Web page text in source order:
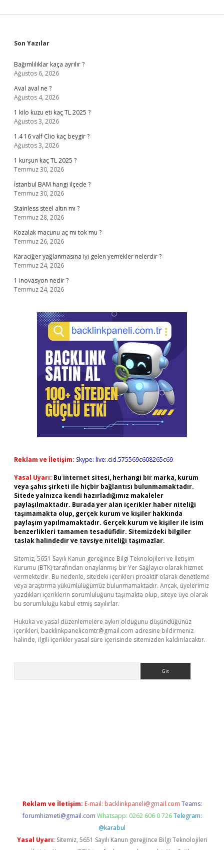
Sidebar
Son Yazılar
Bağımlılıklar kaça ayrılır ?
Ağustos 6, 2026
Aval aval ne ?
Ağustos 4, 2026
1 kilo kuzu eti kaç TL 2025 ?
Ağustos 3, 2026
1.4 16 valf Clio kaç beygir ?
Ağustos 3, 2026
1 kurşun kaç TL 2025 ?
Temmuz 30, 2026
İstanbul BAM hangi ilçede ?
Temmuz 30, 2026
Stainless steel altın mı ?
Temmuz 28, 2026
Kozalak macunu aç mı tok mu ?
Temmuz 26, 2026
Karaciğer yağlanmasına iyi gelen yemekler nelerdir ?
Temmuz 24, 2026
1 inovasyon nedir ?
Temmuz 24, 2026
Reklam ve İletişim: Skype: live:.cid.575569c608265c69
Yasal Uyarı: Bu internet sitesi, herhangi bir marka, kurum
veya şahıs şirketi ile hiçbir bağlantısı bulunmamaktadır.
Sitede yalnızca kendi hazırladığımız makaleler
paylaşılmaktadır. Burada yer alan içerikler haber niteliği
taşımamakta olup, gerçek kurum ve kişiler hakkında
paylaşım yapılmamaktadır. Gerçek kurum ve kişiler ile isim
benzerlikleri tamamen tesadüfidir. Sitemizdeki bilgiler
taslak halindedir ve tavsiye niteliği taşımazlar.
Sitemiz, 5651 Sayılı Kanun gereğince Bilgi Teknolojileri ve İletişim
Kurumu (BTK) tarafından onaylanmış bir Yer Sağlayıcı olarak hizmet
vermektedir. Bu nedenle, sitedeki içerikleri proaktif olarak denetleme
veya araştırma yükümlülüğümüz bulunmamaktadır. Ancak, üyelerimiz
yazdıkları içeriklerin sorumluluğunu taşımakta olup, siteye üye olarak
bu sorumluluğu kabul etmiş sayılırlar.
Hukuka ve yasal düzenlemelere aykırı olduğunu düşündüğünüz
içerikleri, backlinkpanelicomtr@gmail.com adresine bildirmeniz
halinde, ilgili içerikler yasal süre içerisinde sitemizden kaldırılacaktır.
Reklam ve İletişim: E-mail: backlinkpaneli@gmail.com Teams:
forumhizmeti@gmail.com Whatsapp: 0262 606 0 726 Telegram:
@karabul
Yasal Uyarı: Sitemiz, 5651 Sayılı Kanun gereğince Bilgi Teknolojileri